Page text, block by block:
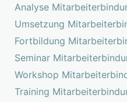
Analyse
Umsetzung
Fortbildung
Seminar
Workshop
Training